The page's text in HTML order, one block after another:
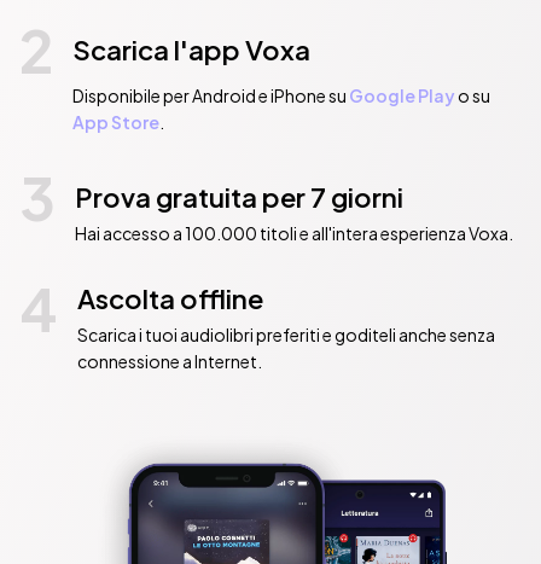
2 Scarica l'app Voxa
Disponibile per Android e iPhone su Google Playo su
App Store.
3 Prova gratuita per 7 giorni
Hai accesso a 100.000 titoli e all'intera esperienza Voxa.
4 Ascolta offline
Scarica i tuoi audiolibri preferiti e goditeli anche senza
connessione a Internet.